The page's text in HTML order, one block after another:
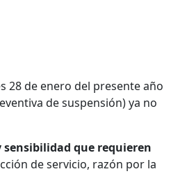
28 de enero del presente año
de suspensión) ya no
que requieren
de servicio, razón por la